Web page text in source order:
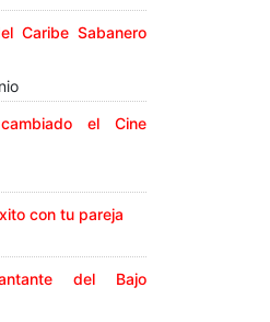
Caribe Sabanero
el Cine
con tu pareja
del Bajo